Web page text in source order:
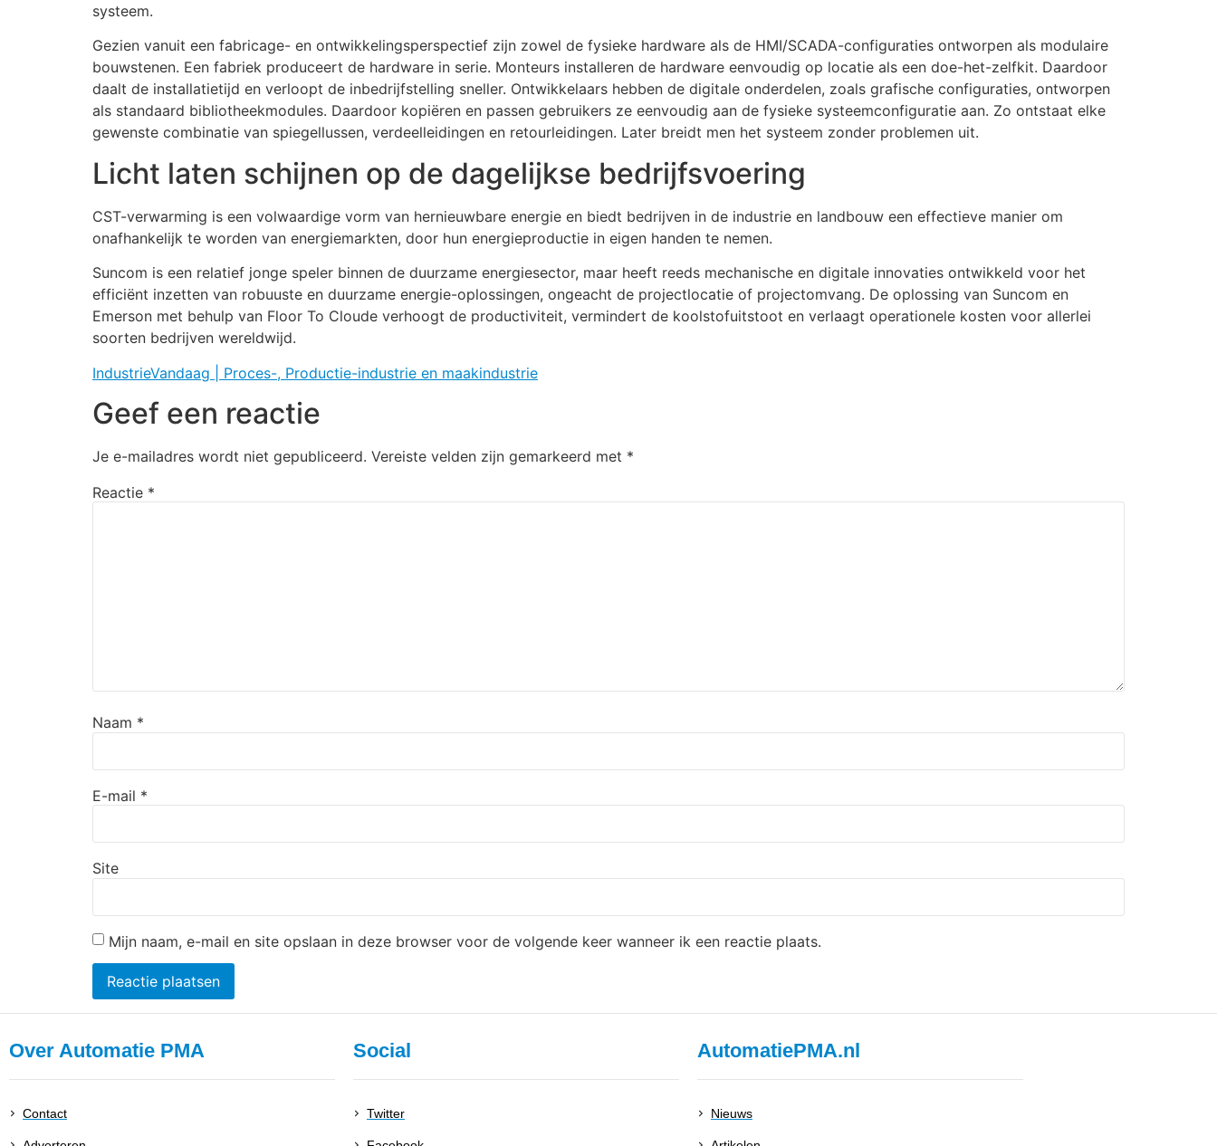
systeem.
Gezien vanuit een fabricage- en ontwikkelingsperspectief zijn zowel de fysieke hardware als de HMI/SCADA-configuraties ontworpen als modulaire
bouwstenen. Een fabriek produceert de hardware in serie. Monteurs installeren de hardware eenvoudig op locatie als een doe-het-zelfkit. Daardoor
daalt de installatietijd en verloopt de inbedrijfstelling sneller. Ontwikkelaars hebben de digitale onderdelen, zoals grafische configuraties, ontworpen
als standaard bibliotheekmodules. Daardoor kopiëren en passen gebruikers ze eenvoudig aan de fysieke systeemconfiguratie aan. Zo ontstaat elke
gewenste combinatie van spiegellussen, verdeelleidingen en retourleidingen. Later breidt men het systeem zonder problemen uit.
Licht laten schijnen op de dagelijkse bedrijfsvoering
CST-verwarming is een volwaardige vorm van hernieuwbare energie en biedt bedrijven in de industrie en landbouw een effectieve manier om
onafhankelijk te worden van energiemarkten, door hun energieproductie in eigen handen te nemen.
Suncom is een relatief jonge speler binnen de duurzame energiesector, maar heeft reeds mechanische en digitale innovaties ontwikkeld voor het
efficiënt inzetten van robuuste en duurzame energie-oplossingen, ongeacht de projectlocatie of projectomvang. De oplossing van Suncom en
Emerson met behulp van Floor To Cloude verhoogt de productiviteit, vermindert de koolstofuitstoot en verlaagt operationele kosten voor allerlei
soorten bedrijven wereldwijd.
IndustrieVandaag | Proces-, Productie-industrie en maakindustrie
Geef een reactie
Je e-mailadres wordt niet gepubliceerd. Vereiste velden zijn gemarkeerd met *
Reactie *
Naam *
E-mail *
Site
Mijn naam, e-mail en site opslaan in deze browser voor de volgende keer wanneer ik een reactie plaats.
Over Automatie PMA
Contact
Social
Twitter
AutomatiePMA.nl
Nieuws